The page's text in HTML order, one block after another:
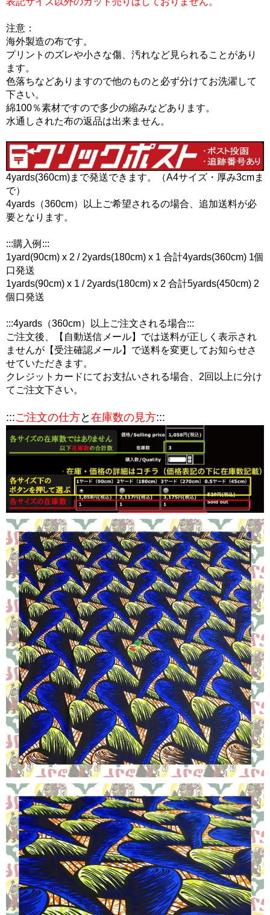
注意：
海外製造の布です。
プリントのズレや小さな傷、汚れなど見られることがあり
ます。
色落ちなどありますので他のものと必ず分けてお洗濯して
下さい。
綿100％素材ですので多少の縮みなどあります。
水通しされた布の返品は出来ません。
4yards(360cm)まで発送できます。（A4サイズ・厚み3cmま
で）
4yards（360cm）以上ご希望されるの場合、追加送料が必
要となります。
:::購入例:::
1yard(90cm) x 2 / 2yards(180cm) x 1 合計4yards(360cm) 1個
口発送
1yards(90cm) x 1 / 2yards(180cm) x 2 合計5yards(450cm) 2
個口発送
:::4yards（360cm）以上ご注文される場合:::
ご注文後、【自動送信メール】では送料が正しく表示され
ませんが【受注確認メール】で送料を変更してお知らせさ
せていただきます。
クレジットカードにてお支払いされる場合、2回以上に分け
てご注文下さい。
:::ご注文の仕方と 在庫数の見方:::